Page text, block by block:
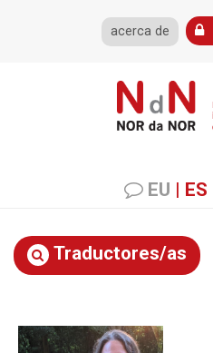
acerca de
EU | ES
Traductores/as